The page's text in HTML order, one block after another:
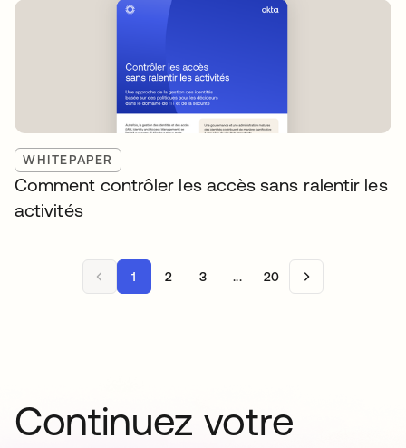
WHITEPAPER
Comment contrôler les accès sans ralentir les
activités
1 2 3 ... 20
Continuez votre